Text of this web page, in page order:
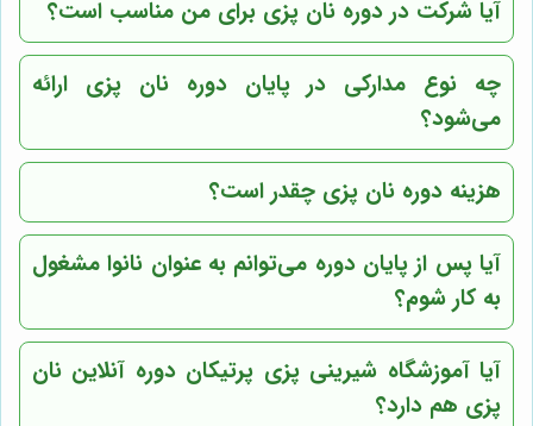
آیا شرکت در دوره نان پزی برای من مناسب است؟
چه نوع مدارکی در پایان دوره نان پزی ارائه
می‌شود؟
هزینه دوره نان پزی چقدر است؟
آیا پس از پایان دوره می‌توانم به عنوان نانوا مشغول
به کار شوم؟
آیاآموزشگاه شیرینی پزی پرتیکان دوره آنلاین نان
پزی هم دارد؟